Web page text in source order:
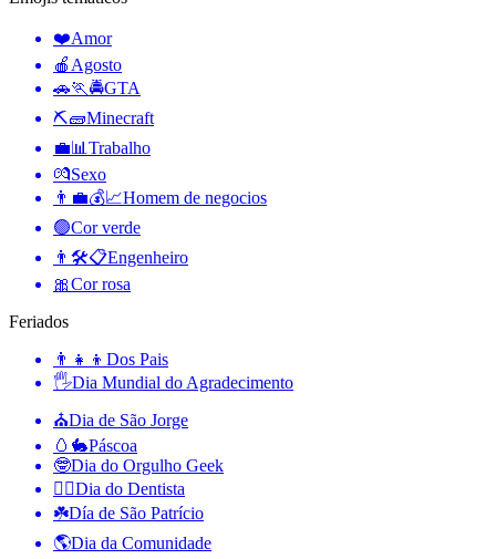
❤️Amor
🍎 Agosto
🚗🏃🚔GTA
⛏🧱Minecraft
💼📊 Trabalho
💏Sexo
👨‍💼💰📈Homem de negocios
🟢Cor verde
👨🛠📋Engenheiro
🎀Cor rosa
Feriados
👨‍👧‍👦 Dos Pais
🖐Dia Mundial do Agradecimento
⛪️Dia de São Jorge
🥚🐇Páscoa
🤓Dia do Orgulho Geek
👨‍⚕️Dia do Dentista
☘️Día de São Patrício
🌎Dia da Comunidade